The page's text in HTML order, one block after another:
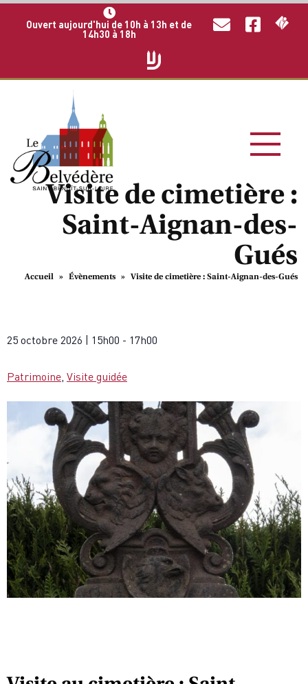
Ouvert aujourd'hui de 10h à 13h et de
14h30 à 18h
Visite de cimetière :
Saint-Aignan-des-
Gués
Accueil » Évènements » Visite de cimetière : Saint-Aignan-des-Gués
25 octobre 2026 | 15h00 - 17h00
Patrimoine Visite guidée